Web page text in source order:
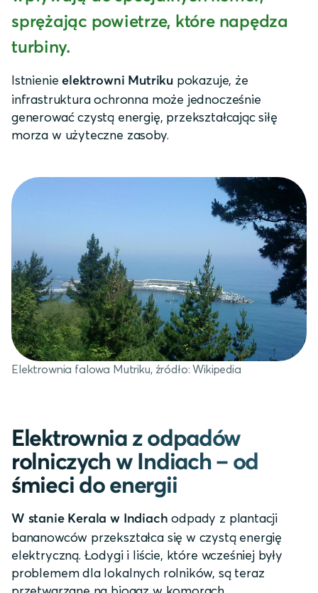
sprężając powietrze, które napędza
turbiny.
Istnienie elektrowni Mutrikupokazuje, że
infrastruktura ochronna może jednocześnie
generować czystą energię, przekształcając siłę
morza w użyteczne zasoby.
Elektrownia falowa Mutriku, źródło: Wikipedia
Elektrownia z odpadów
rolniczych w Indiach – od
śmieci do energii
W stanie Kerala w Indiachodpady z plantacji
bananowców przekształca się w czystą energię
elektryczną. Łodygi i liście, które wcześniej były
problemem dla lokalnych rolników, są teraz